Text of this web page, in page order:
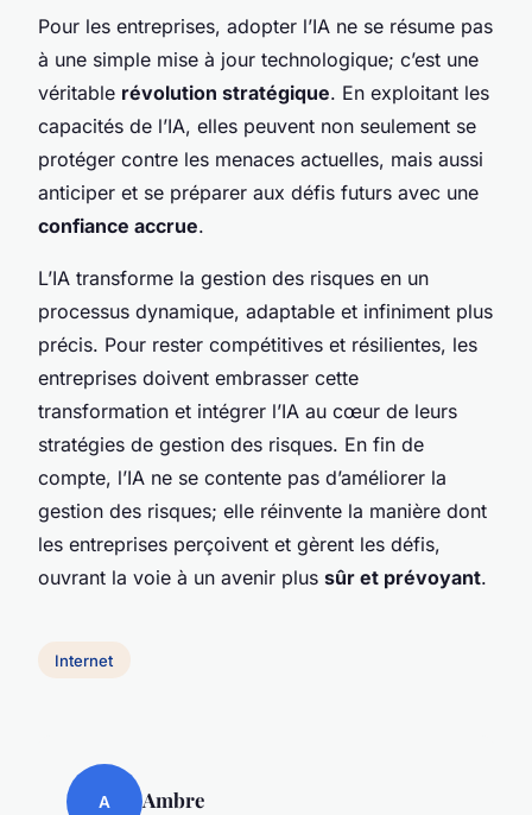
Pour les entreprises, adopter l’IA ne se résume pas
à une simple mise à jour technologique; c’est une
véritable révolution stratégique. En exploitant les
capacités de l’IA, elles peuvent non seulement se
protéger contre les menaces actuelles, mais aussi
anticiper et se préparer aux défis futurs avec une
confiance accrue.
L’IA transforme la gestion des risques en un
processus dynamique, adaptable et infiniment plus
précis. Pour rester compétitives et résilientes, les
entreprises doivent embrasser cette
transformation et intégrer l’IA au cœur de leurs
stratégies de gestion des risques. En fin de
compte, l’IA ne se contente pas d’améliorer la
gestion des risques; elle réinvente la manière dont
les entreprises perçoivent et gèrent les défis,
ouvrant la voie à un avenir plus sûr et prévoyant.
Internet
A Ambre